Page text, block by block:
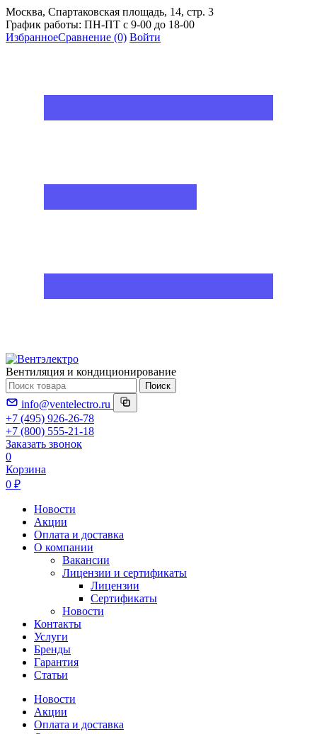
Москва, Спартаковская площадь, 14, стр. 3
График работы: ПН-ПТ с 9-00 до 18-00
ИзбранноеСравнение (0) Войти
Вентиляция и кондиционирование
Поиск
info@ventelectro.ru
+7 (495) 926-26-78
+7 (800) 555-21-18
Заказать звонок
0
Корзина
0 ₽
Новости
Акции
Оплата и доставка
О компании
Вакансии
Лицензии и сертификаты
Лицензии
Сертификаты
Новости
Контакты
Услуги
Бренды
Гарантия
Статьи
Новости
Акции
Оплата и доставка